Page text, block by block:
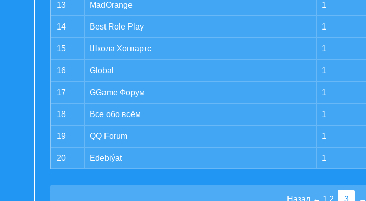
13 MadOrange 1
14 Best Role Play 1
15 Школа Хогвартс 1
16 Global 1
17 GGame Форум 1
18 Все обо всём 1
19 QQ Forum 1
20 Edebiýat 1
Назад ← 1 2 3 →